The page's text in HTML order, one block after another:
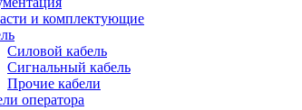
и комплектующие
Силовой кабель
Сигнальный кабель
Прочие кабели
оператора